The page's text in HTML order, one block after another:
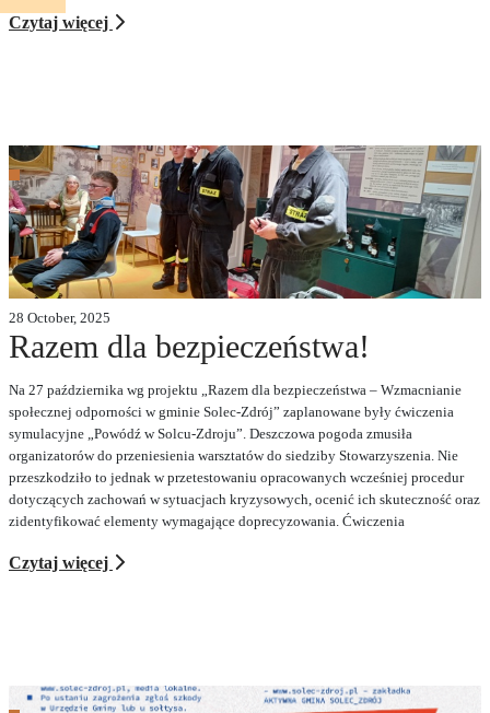
Czytaj więcej
28 October, 2025
Razem dla bezpieczeństwa!
Na 27 października wg projektu „Razem dla bezpieczeństwa – Wzmacnianie
społecznej odporności w gminie Solec-Zdrój” zaplanowane były ćwiczenia
symulacyjne „Powódź w Solcu-Zdroju”. Deszczowa pogoda zmusiła
organizatorów do przeniesienia warsztatów do siedziby Stowarzyszenia. Nie
przeszkodziło to jednak w przetestowaniu opracowanych wcześniej procedur
dotyczących zachowań w sytuacjach kryzysowych, ocenić ich skuteczność oraz
zidentyfikować elementy wymagające doprecyzowania. Ćwiczenia
Czytaj więcej